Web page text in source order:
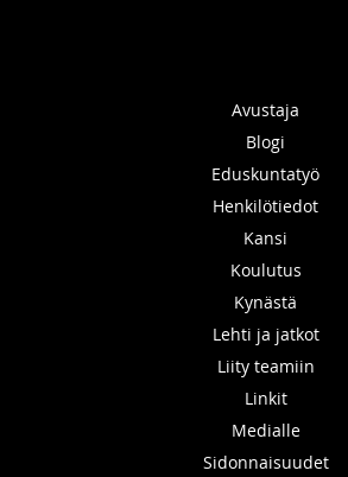
Avustaja
Blogi
Eduskuntatyö
Henkilötiedot
Kansi
Koulutus
Kynästä
Lehti ja jatkot
Liity teamiin
Linkit
Medialle
Sidonnaisuudet